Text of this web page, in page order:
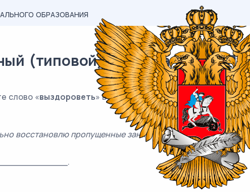
ОБРАЗОВАНИЯ
(типовой) материал ОГЭ /
слово «выздороветь» в соответствующей форме,
восстановлю пропущенные занятия.